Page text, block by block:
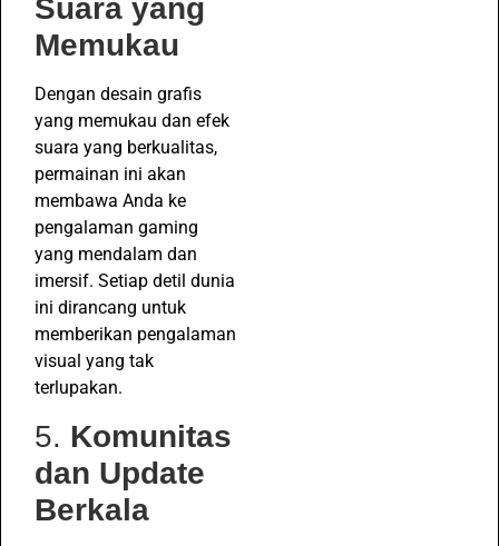
Suara yang
Memukau
Dengan desain grafis
yang memukau dan efek
suara yang berkualitas,
permainan ini akan
membawa Anda ke
pengalaman gaming
yang mendalam dan
imersif. Setiap detil dunia
ini dirancang untuk
memberikan pengalaman
visual yang tak
terlupakan.
5. Komunitas
dan Update
Berkala